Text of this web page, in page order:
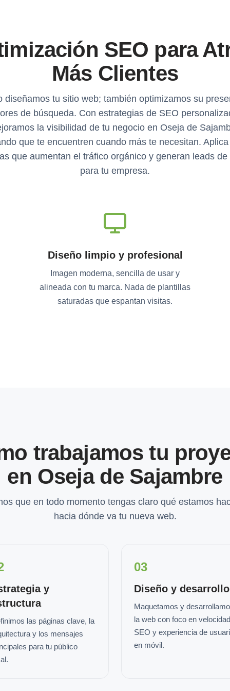
SEO para
Más Clientes
diseñamos tu sitio web; también optimizamos su
de búsqueda. Con estrategias de SEO
la visibilidad de tu negocio en Oseja de
que te encuentren cuando más te necesitan.
que aumentan el tráfico orgánico y generan leads de
para tu empresa.
Diseño limpio y profesional
Imagen moderna, sencilla de usar y
alineada con tu marca. Nada de plantillas
saturadas que espantan visitas.
trabajamos tu
en Oseja de Sajambre
que en todo momento tengas claro qué estamos
hacia dónde va tu nueva web.
y
las páginas clave, la
y los mensajes
para tu público
03
Diseño y desarrollo
Maquetamos y
la web con foco en
SEO y experiencia de
en móvil.